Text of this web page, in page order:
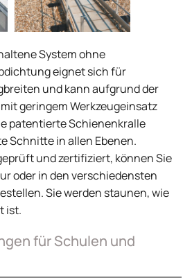
System ohne
eignet sich für
und kann aufgrund der
geringem Werkzeugeinsatz
patentierte Schienenkralle
Schnitte in allen Ebenen.
und zertifiziert, können Sie
oder in den verschiedensten
Sie werden staunen, wie
ist.
für Schulen und